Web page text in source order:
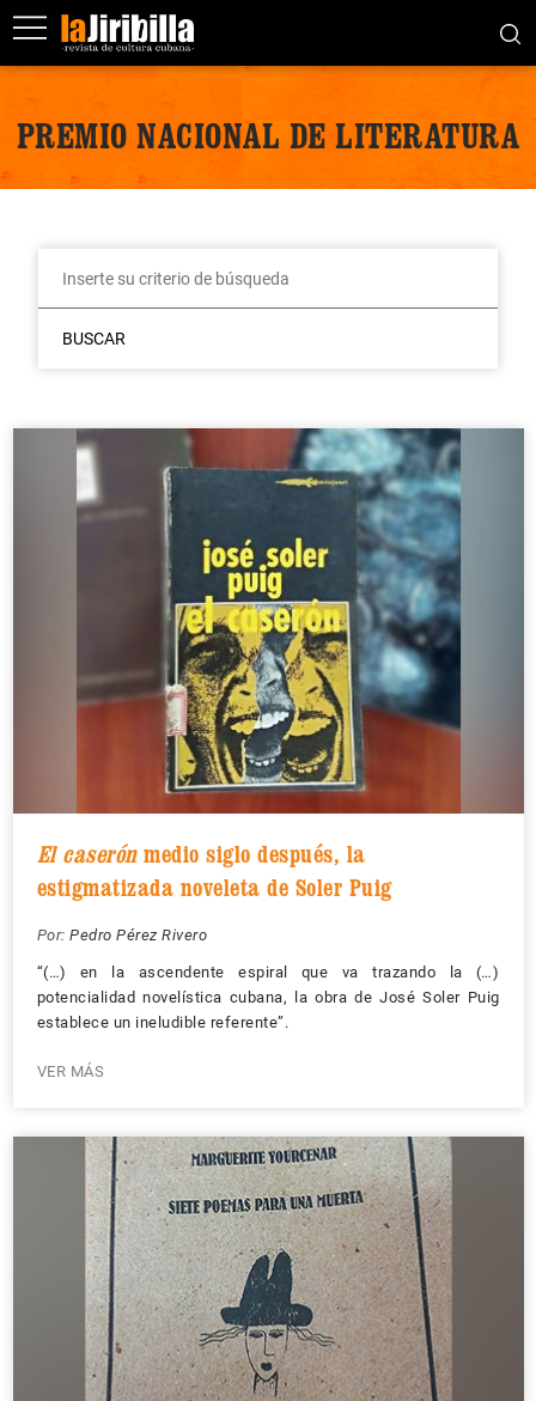
PREMIO NACIONAL DE LITERATURA
BUSCAR
El caserónmedio siglo después, la
estigmatizada noveleta de Soler Puig
Por: Pedro Pérez Rivero
“(…) en la ascendente espiral que va trazando la (…)
potencialidad novelística cubana, la obra de José Soler Puig
establece un ineludible referente”.
VER MÁS